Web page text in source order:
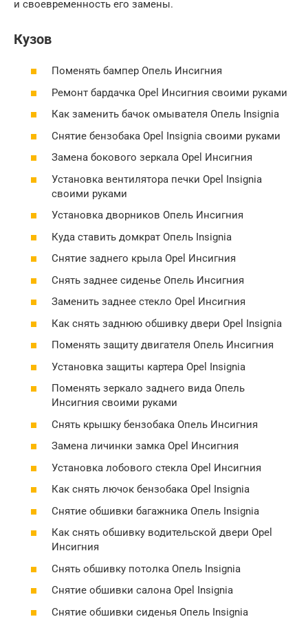
и своевременность его замены.
Кузов
Поменять бампер Опель Инсигния
Ремонт бардачка Opel Инсигния своими руками
Как заменить бачок омывателя Опель Insignia
Снятие бензобака Opel Insignia своими руками
Замена бокового зеркала Opel Инсигния
Установка вентилятора печки Opel Insignia
своими руками
Установка дворников Опель Инсигния
Куда ставить домкрат Опель Insignia
Снятие заднего крыла Opel Инсигния
Снять заднее сиденье Опель Инсигния
Заменить заднее стекло Opel Инсигния
Как снять заднюю обшивку двери Opel Insignia
Поменять защиту двигателя Опель Инсигния
Установка защиты картера Opel Insignia
Поменять зеркало заднего вида Опель
Инсигния своими руками
Снять крышку бензобака Опель Инсигния
Замена личинки замка Opel Инсигния
Установка лобового стекла Opel Инсигния
Как снять лючок бензобака Opel Insignia
Снятие обшивки багажника Опель Insignia
Как снять обшивку водительской двери Opel
Инсигния
Снять обшивку потолка Опель Insignia
Снятие обшивки салона Opel Insignia
Снятие обшивки сиденья Опель Insignia